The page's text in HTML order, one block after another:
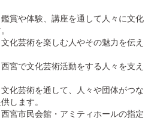
賞や体験、講座を通して人々に文化
化芸術を楽しむ人やその魅力を伝え
宮で文化芸術活動をする人々を支え
化芸術を通して、人々や団体がつな
します。
宮市民会館・アミティホールの指定